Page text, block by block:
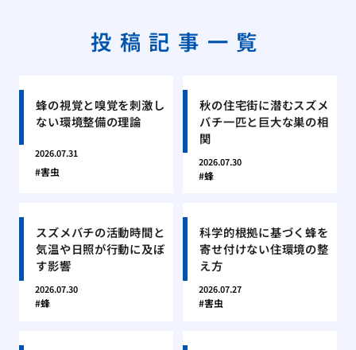
投稿記事一覧
蜂の視覚と嗅覚を刺激し
ない環境整備の理論
2026.07.31
害虫
秋の住宅街に潜むスズメ
バチ一匹と巨大な巣の相
関
2026.07.30
蜂
スズメバチの活動時間と
気温や日照が行動に及ぼ
す影響
2026.07.30
蜂
科学的根拠に基づく蜂を
寄せ付けない住環境の整
え方
2026.07.27
害虫